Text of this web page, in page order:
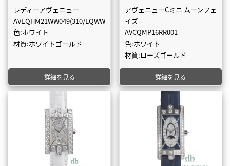
レディーアヴェニュー
AVEQHM21WW049(310/LQWW.M/D3.1)
色:ホワイト
材質:ホワイトゴールド
詳細を見る
アヴェニューCミニ ムーンフェ
イズ
AVCQMP16RR001
色:ホワイト
材質:ローズゴールド
詳細を見る